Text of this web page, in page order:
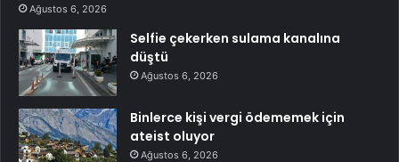
Ağustos 6, 2026
Selfie çekerken sulama kanalına
düştü
Ağustos 6, 2026
Binlerce kişi vergi ödememek için
ateist oluyor
Ağustos 6, 2026